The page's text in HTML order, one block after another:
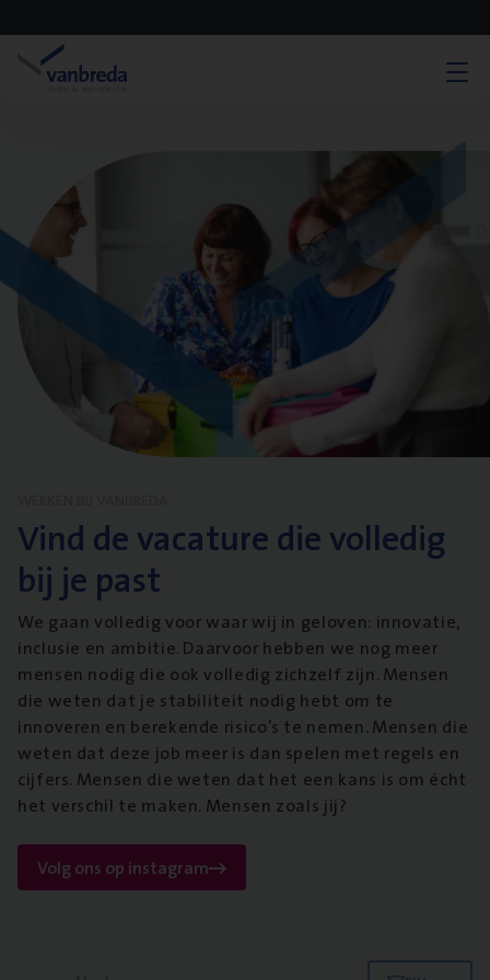
Vind de vacature die volledig
bij je past
We gaan volledig voor waar wij in geloven: innovatie,
inclusie en ambitie. Daarvoor hebben we nog meer
mensen nodig die ook volledig zichzelf zijn. Mensen
die weten dat je stabiliteit nodig hebt om te
innoveren en berekende risico’s te nemen. Mensen die
weten dat deze job meer is dan spelen met regels en
cijfers. Mensen die weten dat het een kans is om écht
het verschil te maken. Mensen zoals jij?
Volg ons op instagram